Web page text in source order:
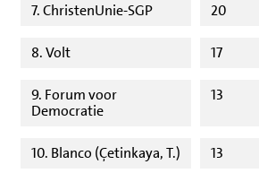
7. ChristenUnie-SGP 20
8. Volt 17
9. Forum voor
Democratie
13
10. Blanco (Çetinkaya, T.) 13